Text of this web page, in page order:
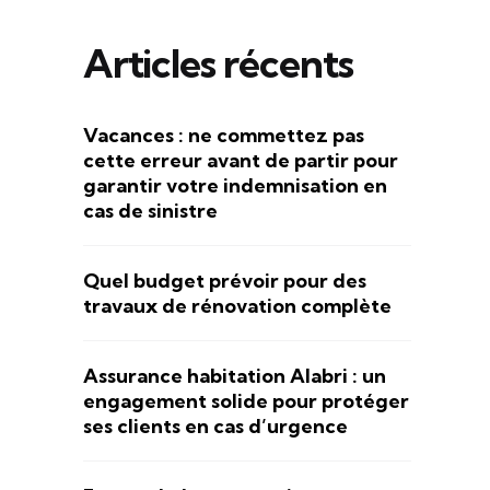
Articles récents
Vacances : ne commettez pas
cette erreur avant de partir pour
garantir votre indemnisation en
cas de sinistre
Quel budget prévoir pour des
travaux de rénovation complète
Assurance habitation Alabri : un
engagement solide pour protéger
ses clients en cas d’urgence